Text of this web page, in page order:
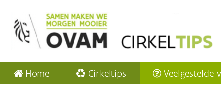
Home Cirkeltips Veelgestelde